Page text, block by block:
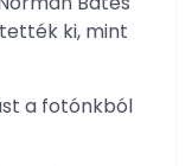
ki, mint
a fotónkból